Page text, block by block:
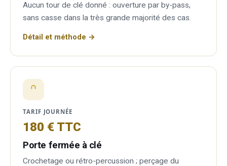
Aucun tour de clé donné : ouverture par by-pass,
sans casse dans la très grande majorité des cas.
Détail et méthode →
TARIF JOURNÉE
180 € TTC
Porte fermée à clé
Crochetage ou rétro-percussion ; perçage du